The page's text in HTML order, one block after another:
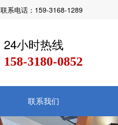
联系电话：159-3168-1289
24小时热线
158-3180-0852
联系我们